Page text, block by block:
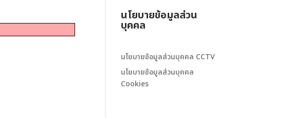
นโยบายข้อมูลส่วน
บุคคล
นโยบายข้อมูลส่วนบุคคล CCTV
นโยบายข้อมูลส่วนบุคคล
Cookies